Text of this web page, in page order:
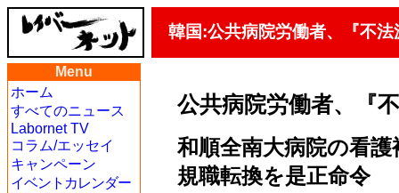
韓国:公共病院労働者、『不
Menu
ホーム
すべてのニュース
Labornet TV
コラム/エッセイ
キャンペーン
イベントカレンダー
公共病院労働者、『
和順全南大病院の看
規職転換を是正命令